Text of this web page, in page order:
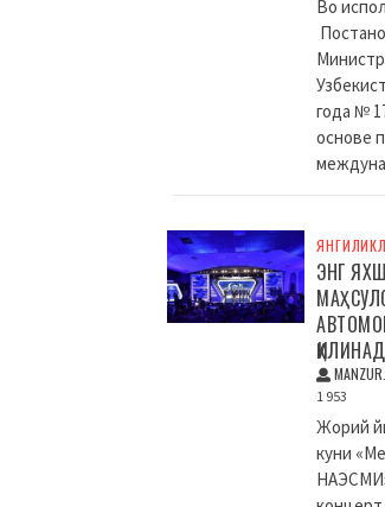
Во
года №
основе
ЭНГ
1 953
Жорий
куни